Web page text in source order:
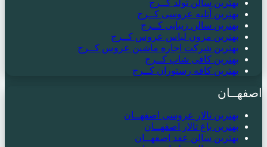
بهترین سالن تولد کــرج
بهترین آتلیه عروسی کــرج
بهترین سالن زیبایی کــرج
بهترین مزون لباس عروس کــرج
بهترین شرکت اجاره ماشین عروس کــرج
بهترین کافی شاپ کــرج
بهترین کافه رستوران کــرج
اصفهــان
بهترین تالار عروسی اصفهــان
بهترین باغ تالار اصفهــان
بهترین سالن عقد اصفهــان